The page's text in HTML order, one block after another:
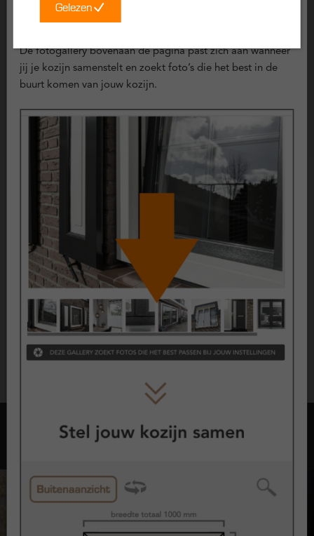
gevallen is herstelwerk nodig.
Deze kunststof kozijnen zijn uitvoerig getest en voldoen aan
de volgende keurmerken:
Politiekeurmerk Veilig Wonen
SKG Keurmerk
CE Keurmerk
Garantie op kunststof kozijnen
Kunststof kozijnen zijn ontwikkeld voor langdurig gebruik en
hebben een lange levensverwachting. Op de belangrijkste
onderdelen gelden vaste garantieperiodes.
10 jaar garantie op kunststof kozijnen
10 jaar garantie op glas
2 jaar garantie op hang- en sluitwerk
De exacte voorwaarden en dekking zijn vastgelegd in de
garantievoorwaarden.
De fotogallery bovenaan de pagina past zich aan wanneer
jij je kozijn samenstelt en zoekt foto’s die het best in de
buurt komen van jouw kozijn.
Opties met kozijnen
Gelezen